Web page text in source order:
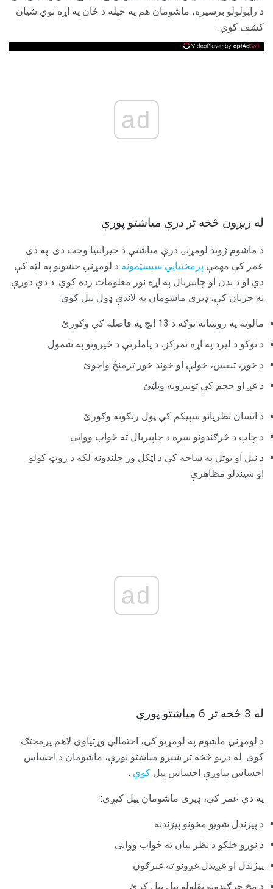
د راټولولو برسیره، ماشومان هم په خپله د ځان په اړه نوي شیان
کشف کوي.
ad
له زیږون څخه تر درې میاشتو پورې
د ماشوم ژوند لومړنۍ درې میاشتې د حیرانتیا وخت دی. په دې
عمر کې مهمې پرمختیایي سیسټمونه د لومړني حشونو په لټه کې
دي او د بدن او چاپیریال په اړه نور معلومات زده کوي. د دې دورې
په جریان کې، ډیری ماشومان په لاندې ډول پیل کوي:
مالونه په روښانه توګه د 13 انچ په فاصله کې وګورئ
د توکو د لیږد په اړه تمرکز، د پاملرنې د څیرونو په شمول
د خوږ، تنفس، خولې او خوند خوږ ترمنځ واچوئ
د غږ او حجم کې توپیرونه وپلټئ
د انسان نظریاتو سپیکم کې ټول رنګونه وګورئ
د چاپ د څرګندونو سره د چاپیریال ته ځواب ووایی
د نپل او بوتل په ساحه کې د اټکل وړ چلندونه لکه د روټ کولو
او شيندلو مظاهرې
ad
له 3 څخه تر 6 میاشتو پورې
د لومړني ماشوم په لومړیو کې، احتمالي وړتیاوې لاهم پرمختګ
کوي. له دریو څخه تر شپږو میاشتو پورې، ماشومان د احساس
احساس پیاوړې احساس پیل کوي .
په دې عمر کې، ډیری ماشومان پیل کیږي:
د پیژندل شویو مخونو پیژندنه
د نورو خلکو د نظر بیان ته ځواب ووایی
پیژندل او غږیدل غږونو ته غبرګون
د مخ څرګندونو نقلولو پیل پیل کړئ